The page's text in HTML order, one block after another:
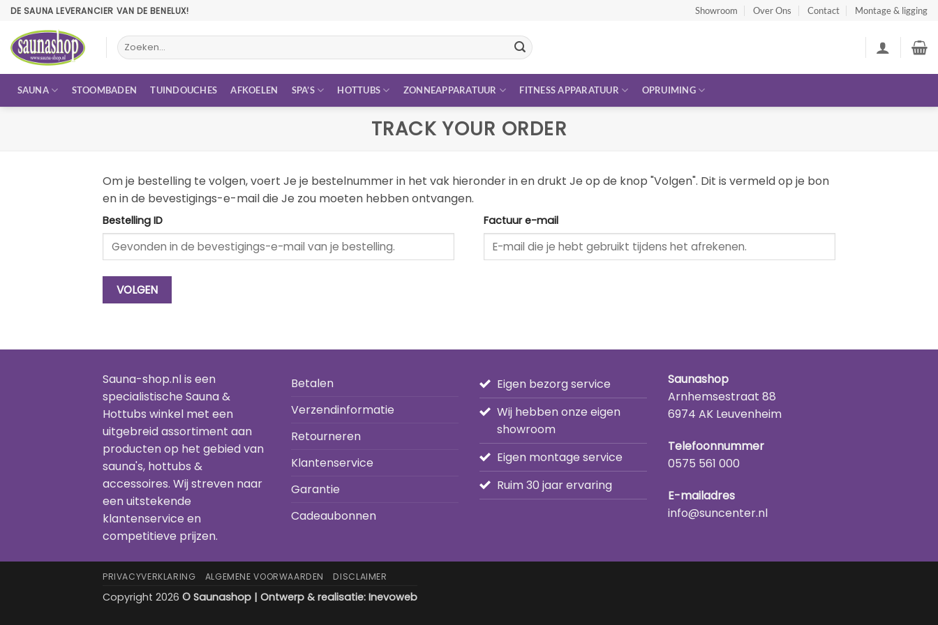
Ga
inhoud
DE SAUNA LEVERANCIER VAN DE BENELUX! Showroom Over Ons Contact Montage & ligging
Zoeken
naar:
SAUNA STOOMBADEN TUINDOUCHES AFKOELEN SPA’S HOTTUBS ZONNEAPPARATUUR FITNESS APPARATUUR OPRUIMING
TRACK YOUR ORDER
Om je bestelling te volgen, voert Je je bestelnummer in het vak hieronder in en drukt Je op de knop "Volgen". Dit is vermeld op je bon
en in de bevestigings-e-mail die Je zou moeten hebben ontvangen.
Bestelling ID Factuur e-mail
VOLGEN
Sauna-shop.nl is een
specialistische Sauna &
Hottubs winkel met een
uitgebreid assortiment aan
producten op het gebied van
sauna's, hottubs &
accessoires. Wij streven naar
een uitstekende
klantenservice en
competitieve prijzen.
Betalen
Verzendinformatie
Retourneren
Klantenservice
Garantie
Cadeaubonnen
Eigen bezorg service
Wij hebben onze eigen
showroom
Eigen montage service
Ruim 30 jaar ervaring
Saunashop
Arnhemsestraat 88
6974 AK Leuvenheim
Telefoonnummer
0575 561 000
E-mailadres
info@suncenter.nl
PRIVACYVERKLARING ALGEMENE VOORWAARDEN DISCLAIMER
Copyright 2026 © Saunashop | Ontwerp & realisatie: Inevoweb